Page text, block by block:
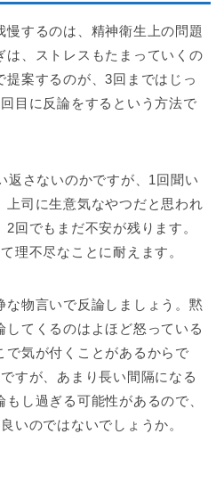
慢するのは、精神衛生上の問題
は、ストレスもたまっていくの
提案するのが、3回まではじっ
目に反論をするという方法で
返さないのかですが、1回聞い
上司に生意気なやつだと思われ
回でもまだ不安が残ります。
理不尽なことに耐えます。
な物言いで反論しましょう。黙
してくるのはよほど怒っている
で気が付くことがあるからで
すが、あまり長い間隔になる
し過ぎる可能性があるので、
いのではないでしょうか。